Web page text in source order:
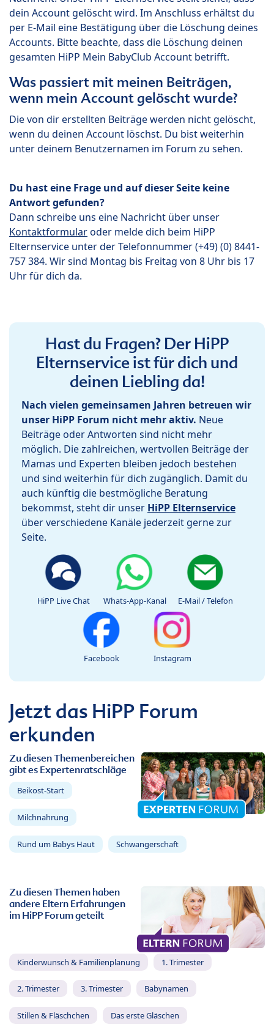
dein Account gelöscht wird. Im Anschluss erhältst du
per E-Mail eine Bestätigung über die Löschung deines
Accounts. Bitte beachte, dass die Löschung deinen
gesamten HiPP Mein BabyClub Account betrifft.
Was passiert mit meinen Beiträgen,
wenn mein Account gelöscht wurde?
Die von dir erstellten Beiträge werden nicht gelöscht,
wenn du deinen Account löschst. Du bist weiterhin
unter deinem Benutzernamen im Forum zu sehen.
Du hast eine Frage und auf dieser Seite keine
Antwort gefunden?
Dann schreibe uns eine Nachricht über unser
Kontaktformularoder melde dich beim HiPP
Elternservice unter der Telefonnummer (+49) (0) 8441-
757 384. Wir sind Montag bis Freitag von 8 Uhr bis 17
Uhr für dich da.
Hast du Fragen? Der HiPP
Elternservice ist für dich und
deinen Liebling da!
Nach vielen gemeinsamen Jahren betreuen wir
unser HiPP Forum nicht mehr aktiv. Neue
Beiträge oder Antworten sind nicht mehr
möglich. Die zahlreichen, wertvollen Beiträge der
Mamas und Experten bleiben jedoch bestehen
und sind weiterhin für dich zugänglich. Damit du
auch künftig die bestmögliche Beratung
bekommst, steht dir unser HiPP Elternservice
über verschiedene Kanäle jederzeit gerne zur
Seite.
HiPP Live Chat Whats-App-Kanal E-Mail / Telefon
Facebook Instagram
Jetzt das HiPP Forum
erkunden
Zu diesen Themenbereichen
gibt es Expertenratschläge
Beikost-Start
Milchnahrung
Rund um Babys Haut Schwangerschaft
Zu diesen Themen haben
andere Eltern Erfahrungen
im HiPP Forum geteilt
Kinderwunsch & Familienplanung 1. Trimester
2. Trimester 3. Trimester Babynamen
Stillen & Fläschchen Das erste Gläschen